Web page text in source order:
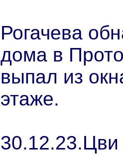
Рогачева
дома в
выпал из
этаже.
30.12.23.Цви